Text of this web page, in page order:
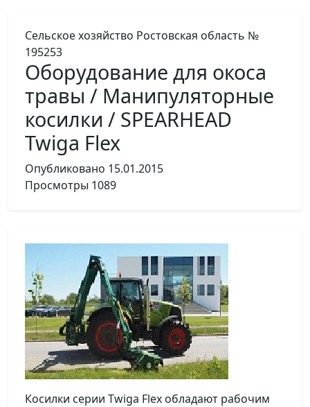
Сельское хозяйство Ростовская область №
195253
Оборудование для окоса
травы / Манипуляторные
косилки / SPEARHEAD
Twiga Flex
Опубликовано 15.01.2015
Просмотры 1089
Косилки серии Twiga Flex обладают рабочим